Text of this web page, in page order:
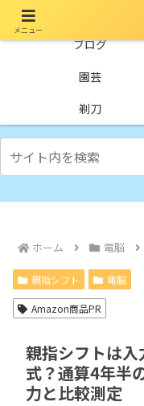
ブログ
園芸
剃刀
ホーム 電脳
親指シフト 電脳
Amazon商品PR
親指シフトは
式？通算4年半
力と比較測定
メニュー